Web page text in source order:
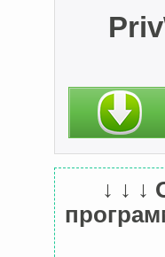
↓ ↓ ↓